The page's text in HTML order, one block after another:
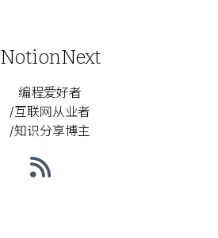
NotionNext
编程爱好者
/互联网从业者
/知识分享博主